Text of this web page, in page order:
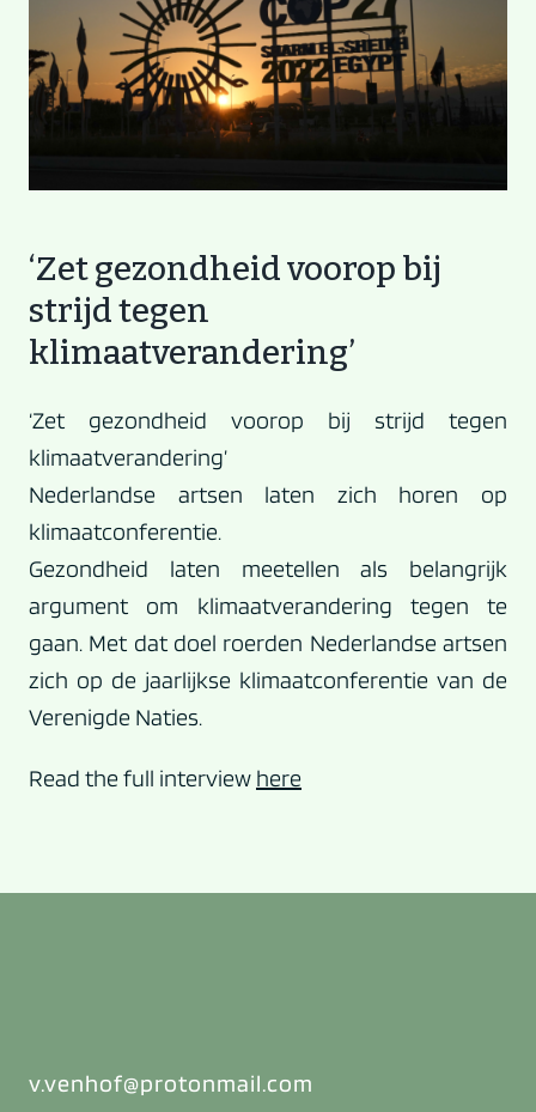
‘Zet gezondheid voorop bij
strijd tegen
klimaatverandering’
‘Zet gezondheid voorop bij strijd tegen
klimaatverandering’
Nederlandse artsen laten zich horen op
klimaatconferentie.
Gezondheid laten meetellen als belangrijk
argument om klimaat­verandering tegen te
gaan. Met dat doel roerden Nederlandse artsen
zich op de jaarlijkse klimaatconferentie van de
Verenigde Naties.
Read the full interview here
v.venhof@protonmail.com